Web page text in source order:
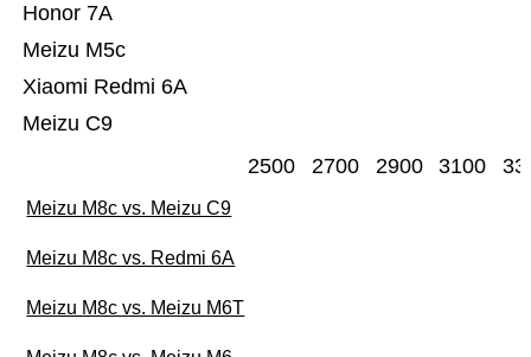
Meizu C9
Xiaomi Redmi 6A
Meizu M5c
Honor 7A
2500 2700 2900 3100
Meizu M8c vs. Meizu C9
Meizu M8c vs. Redmi 6A
Meizu M8c vs. Meizu M6T